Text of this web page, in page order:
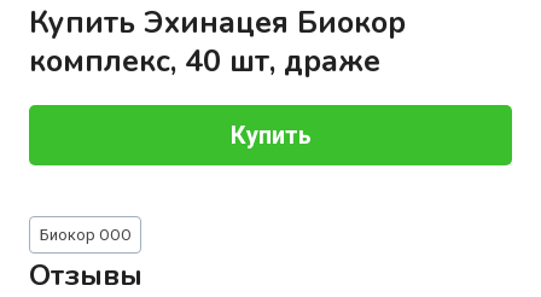
Купить Эхинацея Биокор
комплекс, 40 шт, драже
Купить
Метки
записи:
Биокор ООО
Отзывы